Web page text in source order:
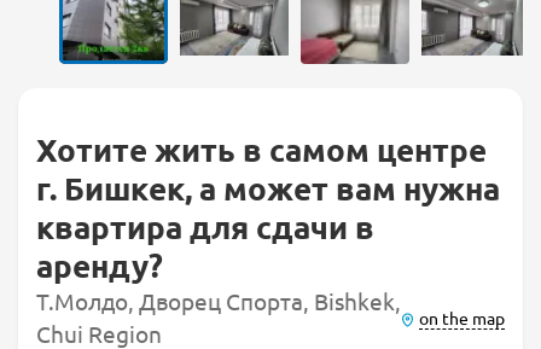
Хотите жить в самом центре
г. Бишкек, а может вам нужна
квартира для сдачи в
аренду?
Т.Молдо, Дворец Спорта, Bishkek,
Chui Region
on the map